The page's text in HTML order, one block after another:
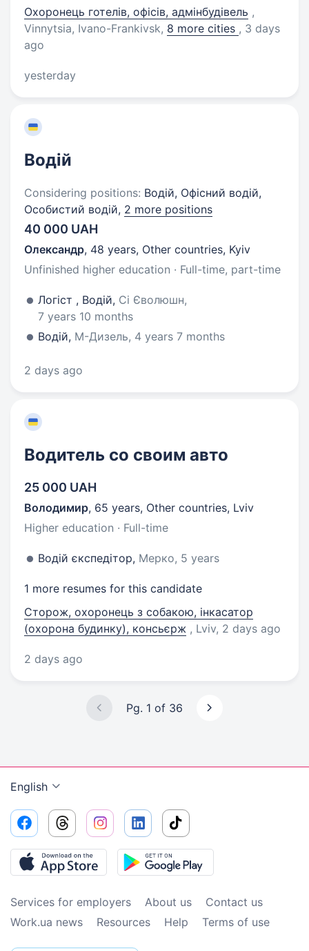
Охоронець готелів, офісів, адмінбудівель ,
Vinnytsia, Ivano-Frankivsk, 8 more cities , 3 days
ago
yesterday
Водій
Considering positions: Водій, Офісний водій,
Особистий водій, 2 more positions
40 000 UAH
Олександр, 48 years, Other countries, Kyiv
Unfinished higher education · Full-time, part-time
Логіст , Водій, Сі Єволюшн,
7 years 10 months
Водій, М-Дизель, 4 years 7 months
2 days ago
Водитель со своим авто
25 000 UAH
Володимир, 65 years, Other countries, Lviv
Higher education · Full-time
Водій єкспедітор, Мерко, 5 years
1 more resumes for this candidate
Сторож, охоронець з собакою, інкасатор
(охорона будинку), консьєрж , Lviv, 2 days ago
2 days ago
Pg. 1 of 36
English
Services for employers About us
Contact us
Work.ua news
Resources Help Terms of use